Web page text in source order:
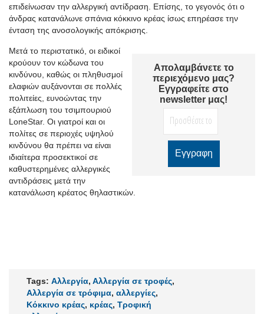
επιδείνωσαν την αλλεργική αντίδραση. Επίσης, το γεγονός ότι ο
άνδρας κατανάλωνε σπάνια κόκκινο κρέας ίσως επηρέασε την
ένταση της ανοσολογικής απόκρισης.
Απολαμβάνετε το
περιεχόμενο μας?
Εγγραφείτε στο
newsletter μας!
Μετά το περιστατικό, οι ειδικοί
κρούουν τον κώδωνα του
κινδύνου, καθώς οι πληθυσμοί
ελαφιών αυξάνονται σε πολλές
πολιτείες, ευνοώντας την
εξάπλωση του τσιμπουριού
LoneStar. Οι γιατροί και οι
πολίτες σε περιοχές υψηλού
κινδύνου θα πρέπει να είναι
ιδιαίτερα προσεκτικοί σε
καθυστερημένες αλλεργικές
αντιδράσεις μετά την
κατανάλωση κρέατος θηλαστικών.
Tags: Αλλεργία, Αλλεργία σε τροφές,
Αλλεργία σε τρόφιμα, αλλεργίες,
Κόκκινο κρέας, κρέας, Τροφική